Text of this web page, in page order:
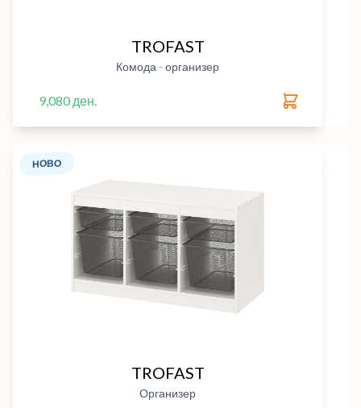
TROFAST
Комода - организер
9,080 ден.
НОВО
TROFAST
Организер